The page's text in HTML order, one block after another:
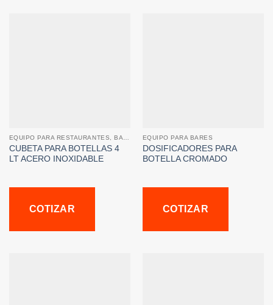
EQUIPO PARA RESTAURANTES, BARES Y CAFETERIAS
CUBETA PARA BOTELLAS 4
LT ACERO INOXIDABLE
COTIZAR
EQUIPO PARA BARES
DOSIFICADORES PARA
BOTELLA CROMADO
COTIZAR